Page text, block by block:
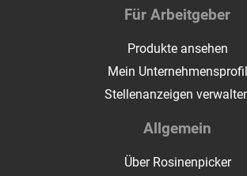
Für Arbeitgeber
Produkte ansehen
Mein Unternehmensprofil
Stellenanzeigen
Allgemein
Über Rosinenpicker